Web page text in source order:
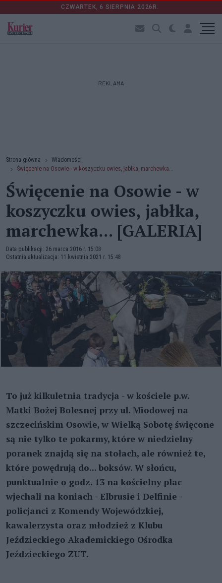
CZWARTEK, 6 SIERPNIA 2026R.
REKLAMA
Strona główna
Wiadomości
Święcenie na Osowie - w koszyczku owies, jabłka, marchewka...
Święcenie na Osowie - w
koszyczku owies, jabłka,
marchewka... [GALERIA]
Data publikacji: 26 marca 2016 r. 15:08
Ostatnia aktualizacja: 11 kwietnia 2021 r. 15:48
To już kilkuletnia tradycja - w kościele p.w.
Matki Bożej Bolesnej przy ul. Miodowej na
szczecińskim Osowie, w Wielką Sobotę święcone
są nie tylko te pokarmy, które w niedzielny
poranek znajdą się na stołach, ale również te,
które powędrują do... boksów. W słońcu,
punktualnie o godz. 13 na kościelny plac
wjechali na koniach - Elbrusie i Delfinie -
policjanci z Komendy Wojewódzkiej,
kawalerzysta oraz młodzież z Klubu
Jeździeckiego Akademickiego Ośrodka
Jeździeckiego ZUT.